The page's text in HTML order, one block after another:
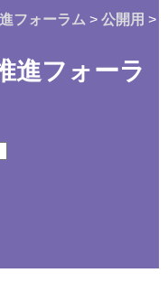
フォーラム > 公開用 >
進フォーラ